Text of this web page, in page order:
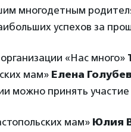
многодетным
успехов за
«Нас много»
мам» Елена
можно принять участие
мам» Юлия